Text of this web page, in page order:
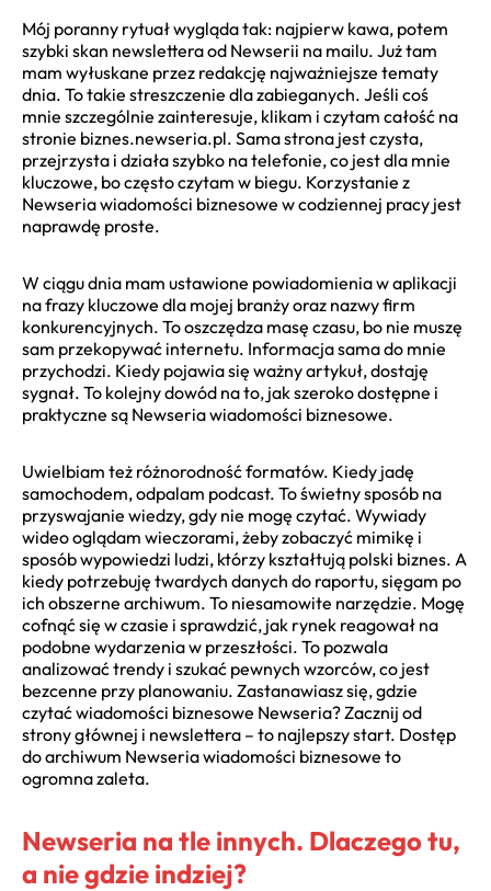
Mój poranny rytuał wygląda tak: najpierw kawa, potem
szybki skan newslettera od Newserii na mailu. Już tam
mam wyłuskane przez redakcję najważniejsze tematy
dnia. To takie streszczenie dla zabieganych. Jeśli coś
mnie szczególnie zainteresuje, klikam i czytam całość na
stronie biznes.newseria.pl. Sama strona jest czysta,
przejrzysta i działa szybko na telefonie, co jest dla mnie
kluczowe, bo często czytam w biegu. Korzystanie z
Newseria wiadomości biznesowe w codziennej pracy jest
naprawdę proste.
W ciągu dnia mam ustawione powiadomienia w aplikacji
na frazy kluczowe dla mojej branży oraz nazwy firm
konkurencyjnych. To oszczędza masę czasu, bo nie muszę
sam przekopywać internetu. Informacja sama do mnie
przychodzi. Kiedy pojawia się ważny artykuł, dostaję
sygnał. To kolejny dowód na to, jak szeroko dostępne i
praktyczne są Newseria wiadomości biznesowe.
Uwielbiam też różnorodność formatów. Kiedy jadę
samochodem, odpalam podcast. To świetny sposób na
przyswajanie wiedzy, gdy nie mogę czytać. Wywiady
wideo oglądam wieczorami, żeby zobaczyć mimikę i
sposób wypowiedzi ludzi, którzy kształtują polski biznes. A
kiedy potrzebuję twardych danych do raportu, sięgam po
ich obszerne archiwum. To niesamowite narzędzie. Mogę
cofnąć się w czasie i sprawdzić, jak rynek reagował na
podobne wydarzenia w przeszłości. To pozwala
analizować trendy i szukać pewnych wzorców, co jest
bezcenne przy planowaniu. Zastanawiasz się, gdzie
czytać wiadomości biznesowe Newseria? Zacznij od
strony głównej i newslettera – to najlepszy start. Dostęp
do archiwum Newseria wiadomości biznesowe to
ogromna zaleta.
Newseria na tle innych. Dlaczego tu,
a nie gdzie indziej?